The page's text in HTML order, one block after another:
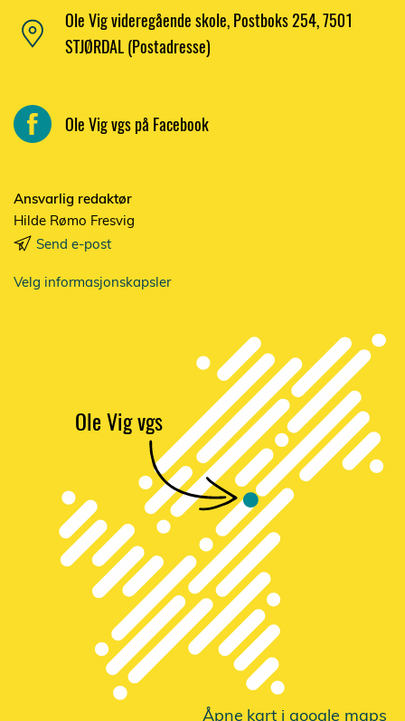
Ole Vig videregående skole, Postboks 254, 7501
STJØRDAL (Postadresse)
Ole Vig vgs på Facebook
Ansvarlig redaktør
Hilde Rømo Fresvig
Send e-post
Velg informasjonskapsler
Åpnekart i google maps
Ole Vig vgs